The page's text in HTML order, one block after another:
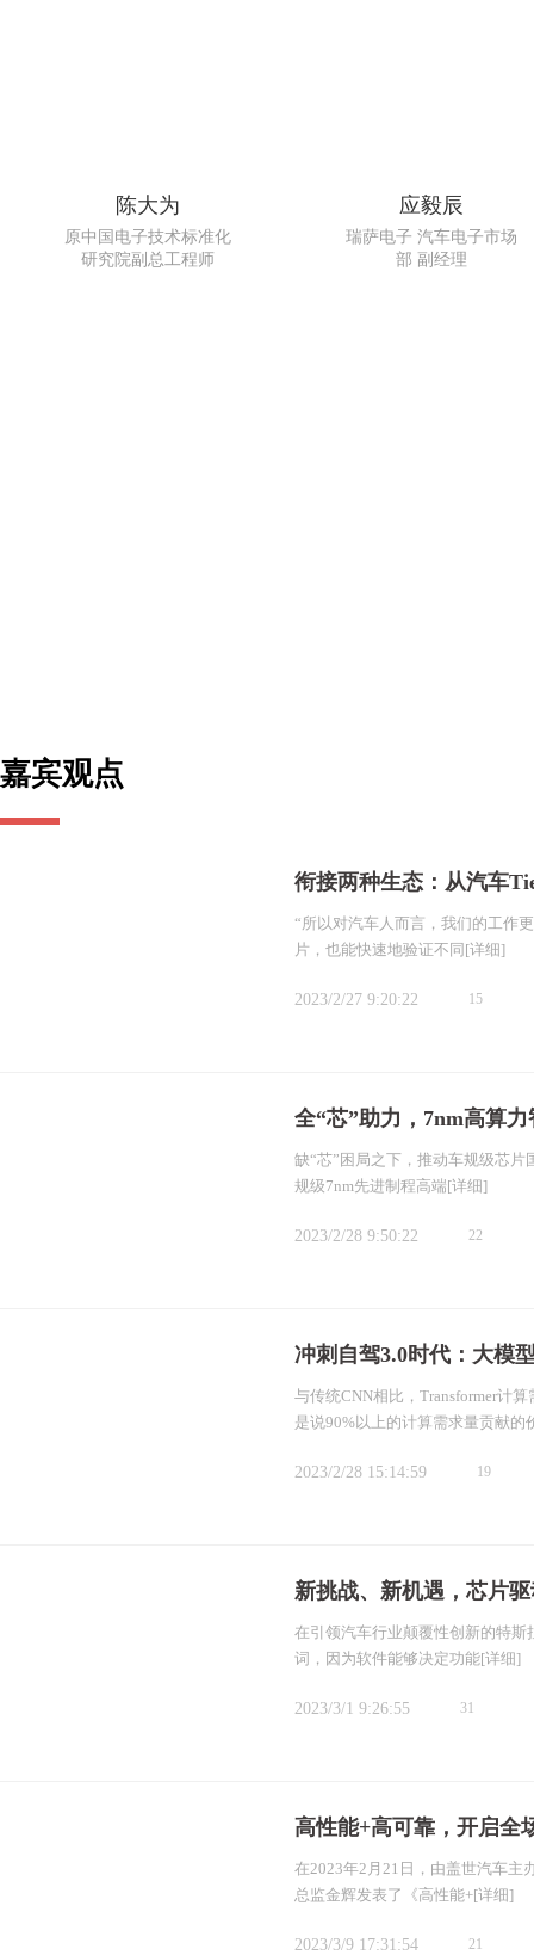
陈大为
原中国电子技术标准化
研究院副总工程师
应毅辰
瑞萨电子 汽车电子市场
部 副经理
嘉宾观点
衔接两种生态：从汽车
“所以对汽车人而言，我们的工作
片，也能快速地验证不同 [详细]
2023/2/27 9:20:22 15
全“芯”助力，7nm高算
缺“芯”困局之下，推动车规级芯
规级7nm先进制程高端[详细]
2023/2/28 9:50:22 22
冲刺自驾3.0时代：大模
与传统CNN相比，Transformer计
是说90%以上的计算需求量贡献
2023/2/28 15:14:59 19
新挑战、新机遇，芯片
在引领汽车行业颠覆性创新的特
词，因为软件能够决定功能[详细]
2023/3/1 9:26:55 31
高性能+高可靠，开启全
在2023年2月21日，由盖世汽车主
总监金辉发表了《高性能+[详细]
2023/3/9 17:31:54 21